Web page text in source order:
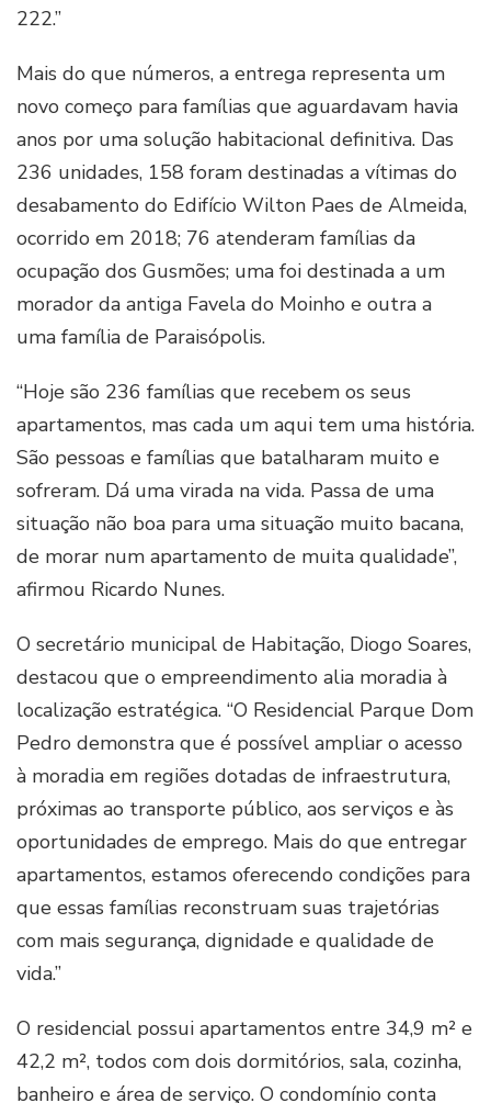
222.”
Mais do que números, a entrega representa um
novo começo para famílias que aguardavam havia
anos por uma solução habitacional definitiva. Das
236 unidades, 158 foram destinadas a vítimas do
desabamento do Edifício Wilton Paes de Almeida,
ocorrido em 2018; 76 atenderam famílias da
ocupação dos Gusmões; uma foi destinada a um
morador da antiga Favela do Moinho e outra a
uma família de Paraisópolis.
“Hoje são 236 famílias que recebem os seus
apartamentos, mas cada um aqui tem uma história.
São pessoas e famílias que batalharam muito e
sofreram. Dá uma virada na vida. Passa de uma
situação não boa para uma situação muito bacana,
de morar num apartamento de muita qualidade”,
afirmou Ricardo Nunes.
O secretário municipal de Habitação, Diogo Soares,
destacou que o empreendimento alia moradia à
localização estratégica. “O Residencial Parque Dom
Pedro demonstra que é possível ampliar o acesso
à moradia em regiões dotadas de infraestrutura,
próximas ao transporte público, aos serviços e às
oportunidades de emprego. Mais do que entregar
apartamentos, estamos oferecendo condições para
que essas famílias reconstruam suas trajetórias
com mais segurança, dignidade e qualidade de
vida.”
O residencial possui apartamentos entre 34,9 m² e
42,2 m², todos com dois dormitórios, sala, cozinha,
banheiro e área de serviço. O condomínio conta